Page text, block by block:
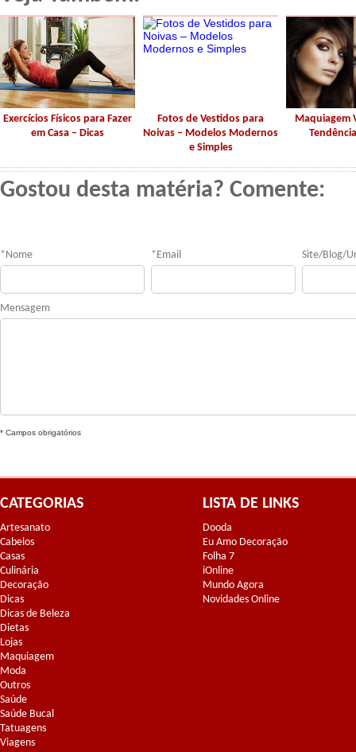
Exercícios Físicos para Fazer
em Casa – Dicas
Fotos de Vestidos para
Noivas – Modelos Modernos
e Simples
Maquiagem
Gostou desta matéria? Comente:
* Nome * Email Site/Blog/
Mensagem
* Campos obrigatórios
CATEGORIAS
Artesanato
Cabelos
Casas
Culinária
Decoração
Dicas
Dicas de Beleza
Dietas
Lojas
Maquiagem
Moda
Outros
Saúde
Saúde Bucal
Tatuagens
Viagens
LISTA DE LINKS
Dooda
Eu Amo Decoração
Folha 7
iOnline
Mundo Agora
Novidades Online